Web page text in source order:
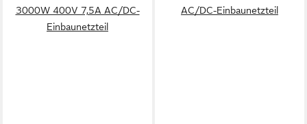
3000W 400V 7,5A AC/DC-
Einbaunetzteil
AC/DC-Einbaunetzteil